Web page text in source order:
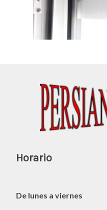
Horario
De lunes a viernes